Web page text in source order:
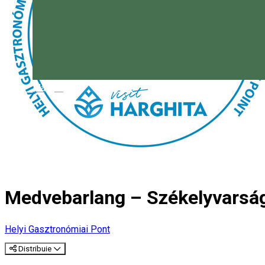
Magyar
Medvebarlang –
Helyi Gasztronómiai Pont
Distribuie